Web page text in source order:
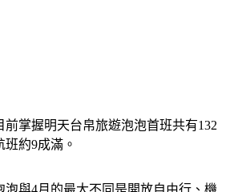
掌握明天台帛旅遊泡泡首班共有132